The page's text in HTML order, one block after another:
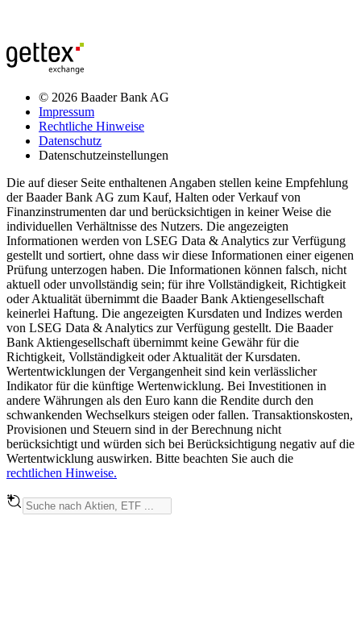
© 2026 Baader Bank AG
Impressum
Rechtliche Hinweise
Datenschutz
Datenschutzeinstellungen
Die auf dieser Seite enthaltenen Angaben stellen keine Empfehlung
der Baader Bank AG zum Kauf, Halten oder Verkauf von
Finanzinstrumenten dar und berücksichtigen in keiner Weise die
individuellen Verhältnisse des Nutzers. Die angezeigten
Informationen werden von LSEG Data & Analytics zur Verfügung
gestellt und sortiert, ohne dass wir diese Informationen einer eigenen
Prüfung unterzogen haben. Die Informationen können falsch, nicht
aktuell oder unvollständig sein; für ihre Vollständigkeit, Richtigkeit
oder Aktualität übernimmt die Baader Bank Aktiengesellschaft
keinerlei Haftung. Die angezeigten Kursdaten und Indizes werden
von LSEG Data & Analytics zur Verfügung gestellt. Die Baader
Bank Aktiengesellschaft übernimmt keine Gewähr für die
Richtigkeit, Vollständigkeit oder Aktualität der Kursdaten.
Wertentwicklungen der Vergangenheit sind kein verlässlicher
Indikator für die künftige Wertenwicklung. Bei Investitionen in
andere Währungen als den Euro kann die Rendite durch den
schwankenden Wechselkurs steigen oder fallen. Transaktionskosten,
Provisionen und Steuern sind in der Berechnung nicht
berücksichtigt und würden sich bei Berücksichtigung negativ auf die
Wertentwicklung auswirken. Bitte beachten Sie auch die
rechtlichen Hinweise.